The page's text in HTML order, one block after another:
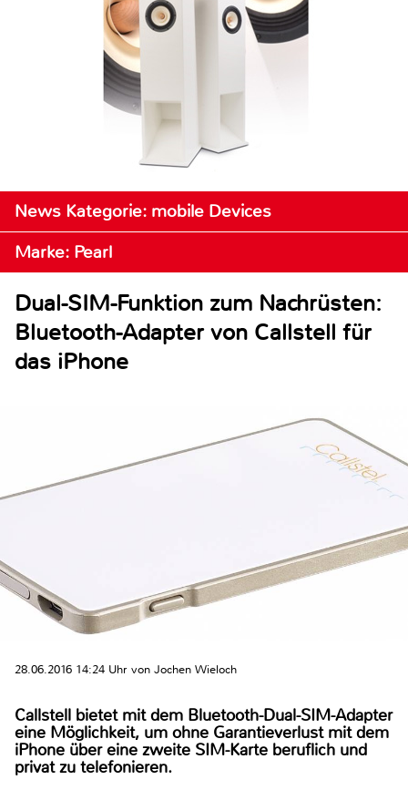
News Kategorie: mobile Devices
Marke: Pearl
Dual-SIM-Funktion zum Nachrüsten:
Bluetooth-Adapter von Callstell für
das iPhone
28.06.2016 14:24 Uhr von Jochen Wieloch
Callstell bietet mit dem Bluetooth-Dual-SIM-Adapter
eine Möglichkeit, um ohne Garantieverlust mit dem
iPhone über eine zweite SIM-Karte beruflich und
privat zu telefonieren.